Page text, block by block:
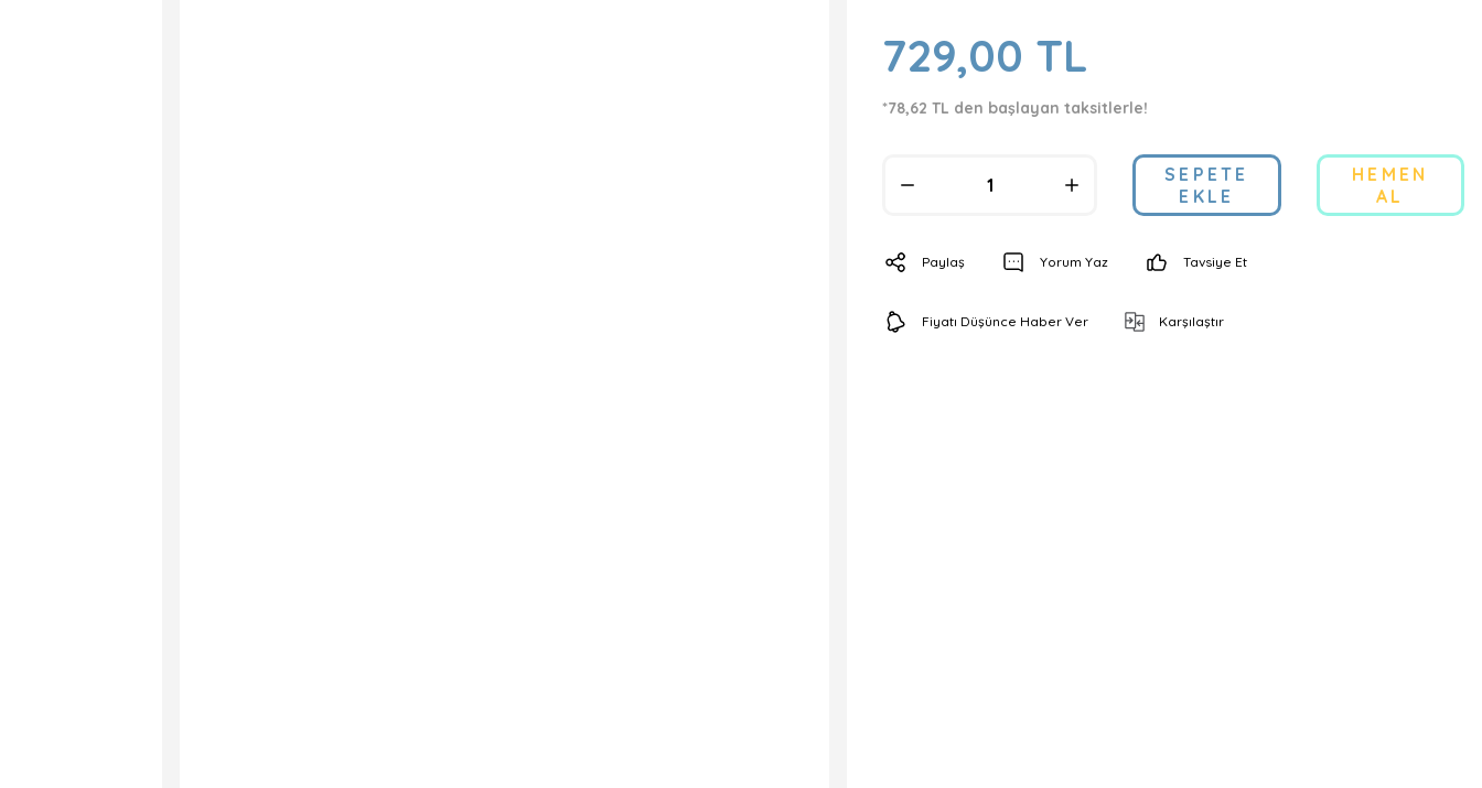
729,00 TL
*78,62 TL den başlayan taksitlerle!
SEPETE
EKLE
HEMEN
AL
Paylaş Yorum Yaz Tavsiye Et
Fiyatı Düşünce Haber Ver Karşılaştır